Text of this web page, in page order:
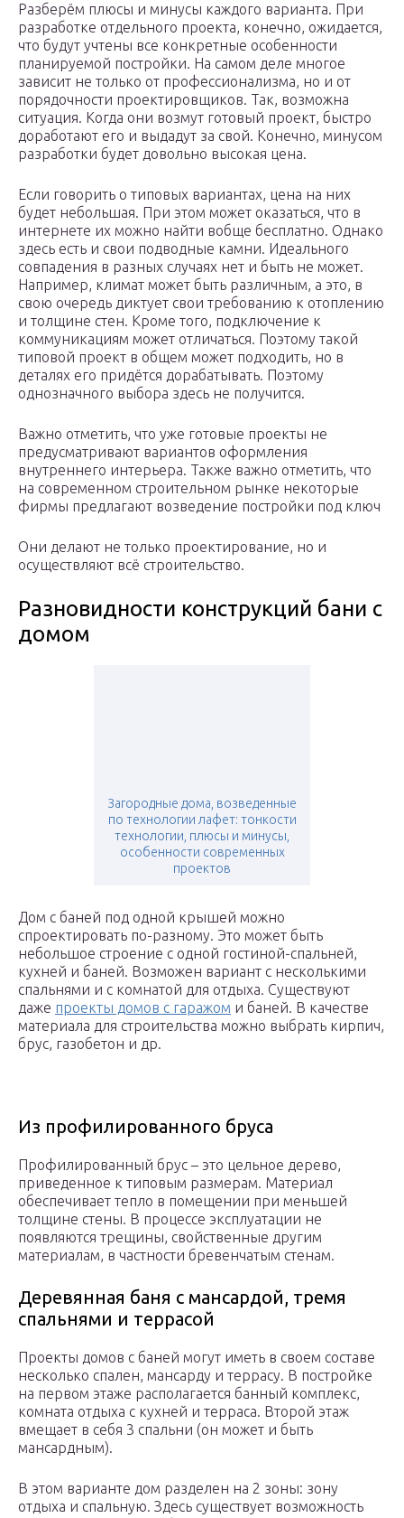
Разберём плюсы и минусы каждого варианта. При
разработке отдельного проекта, конечно, ожидается,
что будут учтены все конкретные особенности
планируемой постройки. На самом деле многое
зависит не только от профессионализма, но и от
порядочности проектировщиков. Так, возможна
ситуация. Когда они возмут готовый проект, быстро
доработают его и выдадут за свой. Конечно, минусом
разработки будет довольно высокая цена.
Если говорить о типовых вариантах, цена на них
будет небольшая. При этом может оказаться, что в
интернете их можно найти вобще бесплатно. Однако
здесь есть и свои подводные камни. Идеального
совпадения в разных случаях нет и быть не может.
Например, климат может быть различным, а это, в
свою очередь диктует свои требованию к отоплению
и толщине стен. Кроме того, подключение к
коммуникациям может отличаться. Поэтому такой
типовой проект в общем может подходить, но в
деталях его придётся дорабатывать. Поэтому
однозначного выбора здесь не получится.
Важно отметить, что уже готовые проекты не
предусматривают вариантов оформления
внутреннего интерьера. Также важно отметить, что
на современном строительном рынке некоторые
фирмы предлагают возведение постройки под ключ
Они делают не только проектирование, но и
осуществляют всё строительство.
Разновидности конструкций бани с
домом
Загородные дома, возведенные
по технологии лафет: тонкости
технологии, плюсы и минусы,
особенности современных
проектов
Дом с баней под одной крышей можно
спроектировать по-разному. Это может быть
небольшое строение с одной гостиной-спальней,
кухней и баней. Возможен вариант с несколькими
спальнями и с комнатой для отдыха. Существуют
даже проекты домов с гаражом и баней. В качестве
материала для строительства можно выбрать кирпич,
брус, газобетон и др.
Из профилированного бруса
Профилированный брус – это цельное дерево,
приведенное к типовым размерам. Материал
обеспечивает тепло в помещении при меньшей
толщине стены. В процессе эксплуатации не
появляются трещины, свойственные другим
материалам, в частности бревенчатым стенам.
Деревянная баня с мансардой, тремя
спальнями и террасой
Проекты домов с баней могут иметь в своем составе
несколько спален, мансарду и террасу. В постройке
на первом этаже располагается банный комплекс,
комната отдыха с кухней и терраса. Второй этаж
вмещает в себя 3 спальни (он может и быть
мансардным).
В этом варианте дом разделен на 2 зоны: зону
отдыха и спальную. Здесь существует возможность